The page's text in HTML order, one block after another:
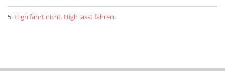
High fährt nicht. High lässt fahren.